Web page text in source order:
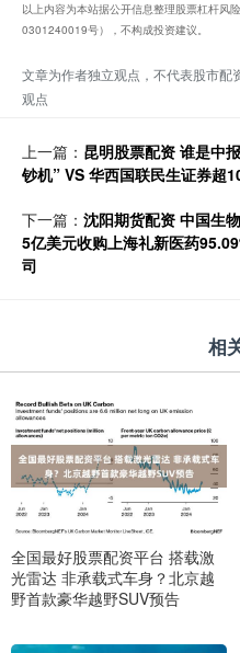
以上内容为本站据公开信息整理股票杠杆风
0301240019号），不构成投资建议。
文章为作者独立观点，不代表股市
观点
上一篇： 昆明股票配资 谁是中
钞机” VS 华西国联民生证券超
下一篇： 沈阳期货配资 中国生
5亿美元收购上海礼新医药
司
相
全国最好股票配资平台 搭载激
光雷达 非承载式车身？北京越
野首款豪华越野SUV预告